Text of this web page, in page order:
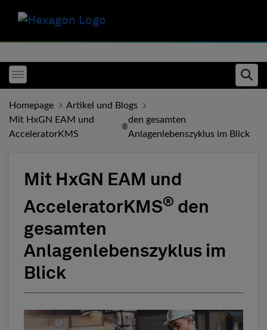
Toggle menubar
Homepage
Artikel und Blogs
Mit HxGN EAM und
AcceleratorKMS
®
den gesamten
Anlagenlebenszyklus im Blick
Mit HxGN EAM und
AcceleratorKMS® den
gesamten
Anlagenlebenszyklus im
Blick